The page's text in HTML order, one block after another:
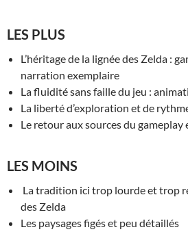
LES PLUS
L’héritage de la lignée des Zelda :
narration exemplaire
La fluidité sans faille du jeu :
La liberté d’exploration et de
Le retour aux sources du gameplay
LES MOINS
La tradition ici trop lourde et trop
des Zelda
Les paysages figés et peu détaillés